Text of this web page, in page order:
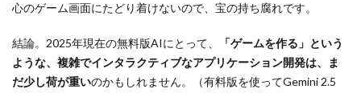
心のゲーム画面にたどり着けないので、宝の持ち腐れです。
結論。2025年現在の無料版AIにとって、
「ゲームを作る」という
ような、複雑でインタラクティブなアプリケーション開発は、ま
だ少し荷が重いのかもしれません。（有料版を使ってGemini 2.5